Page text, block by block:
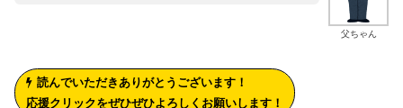
父ちゃん
読んでいただきありがとうございます！
応援クリックをぜひぜひよろしくお願いします！